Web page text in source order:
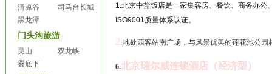
清凉谷
司马台长城
黑龙潭
门头沟旅游
灵山
双龙峡
爨底下
1.北京中盐饭店是一家集客房、餐饮、商务办公
ISO9001质量体系认证。
2.地处西客站南广场，与风景优美的莲花池公
6.北京瑞尔威连锁酒店（经济型）